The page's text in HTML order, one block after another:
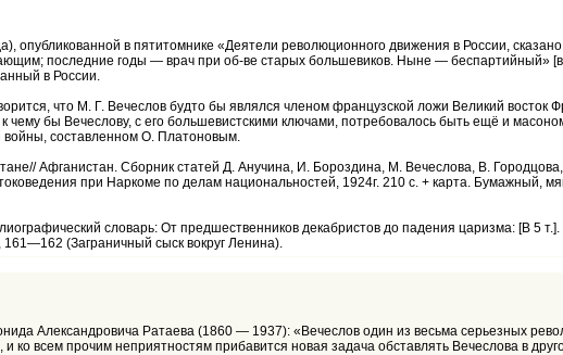
опубликованной в пятитомнике «Деятели революционного движения в России,
последние годы — врач при об-ве старых большевиков. Ныне —
в России.
что М. Г. Вечеслов будто бы являлся членом французской ложи Великий восток
чему бы Вечеслову, с его большевистскими ключами, потребовалось быть ещё и
войны, составленном О. Платоновым.
Афганистан. Сборник статей Д. Анучина, И. Бороздина, М. Вечеслова, В.
при Наркоме по делам национальностей, 1924г. 210 с. + карта. Бумажный,
словарь: От предшественников декабристов до падения царизма: [В 5
(Заграничный сыск вокруг Ленина).
Александровича Ратаева (1860 — 1937): «Вечеслов один из весьма серьезных
ко всем прочим неприятностям прибавится новая задача обставлять Вечеслова в